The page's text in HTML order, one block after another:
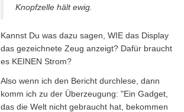
Knopfzelle hält ewig.
Kannst Du was dazu sagen, WIE das Display
das gezeichnete Zeug anzeigt? Dafür braucht
es KEINEN Strom?
Also wenn ich den Bericht durchlese, dann
komm ich zu der Überzeugung: "Ein Gadget,
das die Welt nicht gebraucht hat, bekommen